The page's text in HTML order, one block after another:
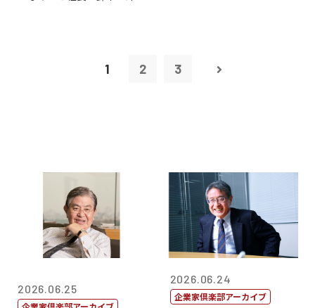
1 2 3
2026.06.25
2026.06.24
企業家倶楽部アーカイブ